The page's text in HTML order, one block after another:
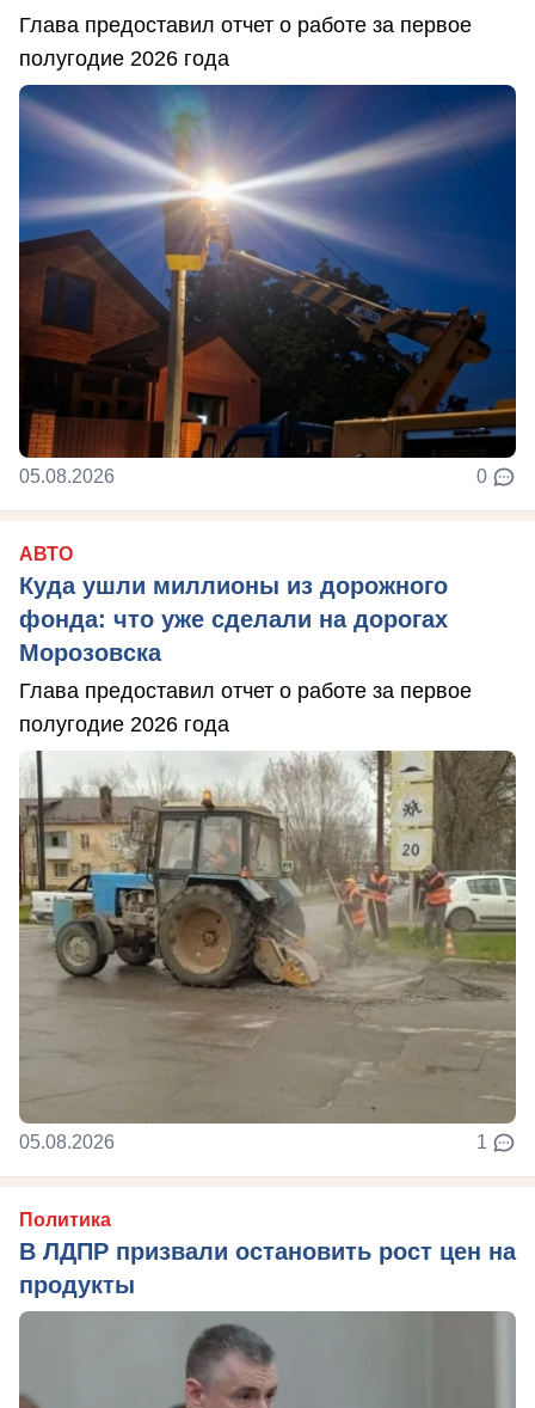
Глава предоставил отчет о работе за первое
полугодие 2026 года
05.08.2026 0
АВТО
Куда ушли миллионы из дорожного
фонда: что уже сделали на дорогах
Морозовска
Глава предоставил отчет о работе за первое
полугодие 2026 года
05.08.2026 1
Политика
В ЛДПР призвали остановить рост цен на
продукты